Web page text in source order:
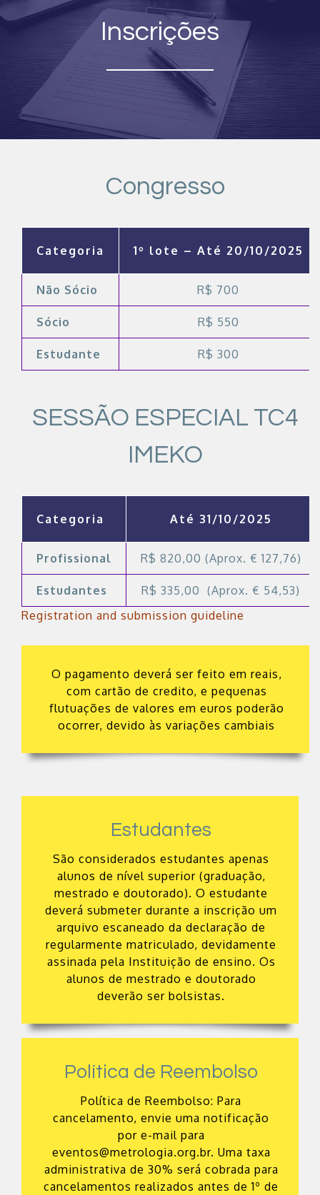
Inscrições
Congresso
Categoria 1º lote – Até 20/10/2025
Não Sócio R$ 700
Sócio R$ 550
Estudante R$ 300
SESSÃO ESPECIAL TC4
IMEKO
Categoria Até 31/10/2025
Profissional R$ 820,00 (Aprox. € 127,76)
Estudantes
R$ 335,00 (Aprox. € 54,53)
Registration and submission guideline
O pagamento deverá ser feito em reais,
com cartão de credito, e pequenas
flutuações de valores em euros poderão
ocorrer, devido às variações cambiais
Estudantes
São considerados estudantes apenas
alunos de nível superior (graduação,
mestrado e doutorado). O estudante
deverá submeter durante a inscrição um
arquivo escaneado da declaração de
regularmente matriculado, devidamente
assinada pela Instituição de ensino. Os
alunos de mestrado e doutorado
deverão ser bolsistas.
Política de Reembolso
Política de Reembolso: Para
cancelamento, envie uma notificação
por e-mail para
eventos@metrologia.org.br. Uma taxa
administrativa de 30% será cobrada para
cancelamentos realizados antes de 1º de